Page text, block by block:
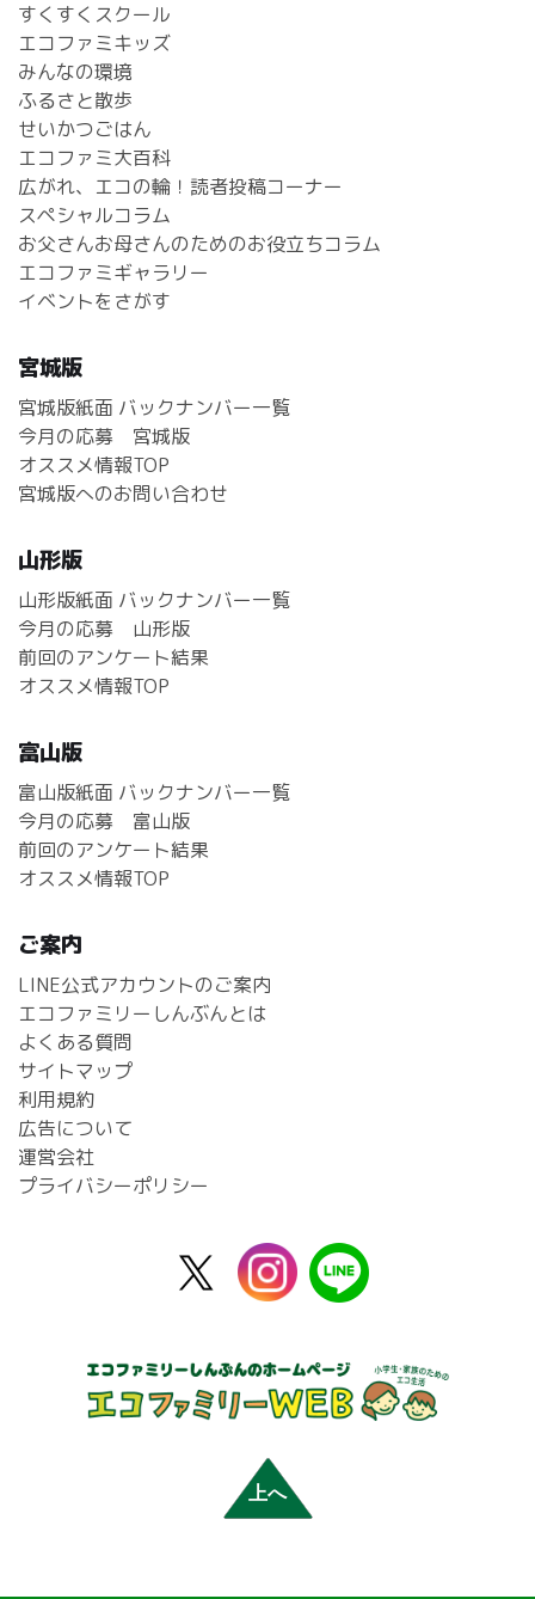
すくすくスクール
エコファミキッズ
みんなの環境
ふるさと散歩
せいかつごはん
エコファミ大百科
広がれ、エコの輪！読者投稿コーナー
スペシャルコラム
お父さんお母さんのためのお役立ちコラム
エコファミギャラリー
イベントをさがす
宮城版
宮城版紙面 バックナンバー一覧
今月の応募 宮城版
オススメ情報TOP
宮城版へのお問い合わせ
山形版
山形版紙面 バックナンバー一覧
今月の応募 山形版
前回のアンケート結果
オススメ情報TOP
富山版
富山版紙面 バックナンバー一覧
今月の応募 富山版
前回のアンケート結果
オススメ情報TOP
ご案内
LINE公式アカウントのご案内
エコファミリーしんぶんとは
よくある質問
サイトマップ
利用規約
広告について
運営会社
プライバシーポリシー
instagram
上へ